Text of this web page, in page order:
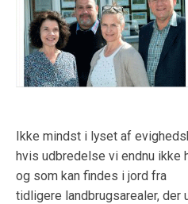
Ikke mindst i lyset af
hvis udbredelse vi endnu ikke
og som kan findes i jord fra
tidligere landbrugsarealer,